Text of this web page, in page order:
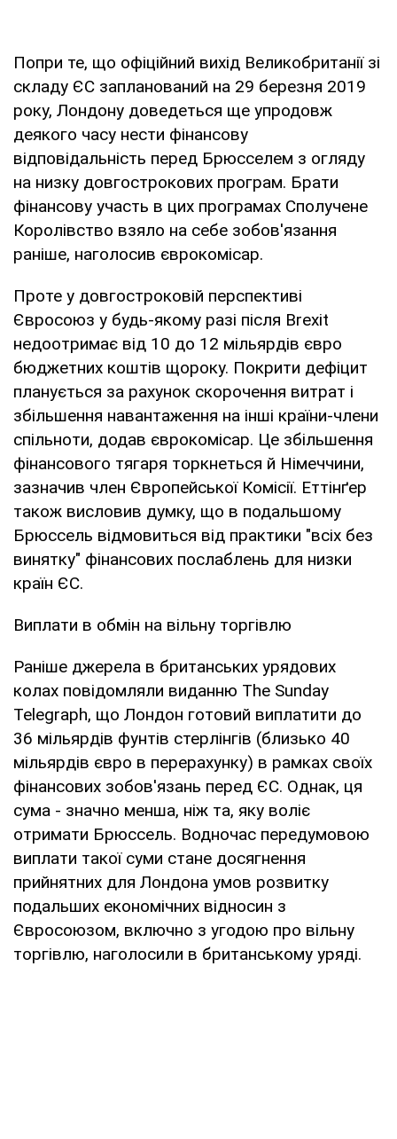
Попри те, що офіційний вихід Великобританії зі
складу ЄС запланований на 29 березня 2019
року, Лондону доведеться ще упродовж
деякого часу нести фінансову
відповідальність перед Брюсселем з огляду
на низку довгострокових програм. Брати
фінансову участь в цих програмах Сполучене
Королівство взяло на себе зобов'язання
раніше, наголосив єврокомісар.
Проте у довгостроковій перспективі
Євросоюз у будь-якому разі після Brexit
недоотримає від 10 до 12 мільярдів євро
бюджетних коштів щороку. Покрити дефіцит
планується за рахунок скорочення витрат і
збільшення навантаження на інші країни-члени
спільноти, додав єврокомісар. Це збільшення
фінансового тягаря торкнеться й Німеччини,
зазначив член Європейської Комісії. Еттінґер
також висловив думку, що в подальшому
Брюссель відмовиться від практики "всіх без
винятку" фінансових послаблень для низки
країн ЄС.
Виплати в обмін на вільну торгівлю
Раніше джерела в британських урядових
колах повідомляли виданню The Sunday
Telegraph, що Лондон готовий виплатити до
36 мільярдів фунтів стерлінгів (близько 40
мільярдів євро в перерахунку) в рамках своїх
фінансових зобов'язань перед ЄС. Однак, ця
сума - значно менша, ніж та, яку воліє
отримати Брюссель. Водночас передумовою
виплати такої суми стане досягнення
прийнятних для Лондона умов розвитку
подальших економічних відносин з
Євросоюзом, включно з угодою про вільну
торгівлю, наголосили в британському уряді.